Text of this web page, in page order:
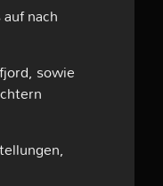
nach
sowie